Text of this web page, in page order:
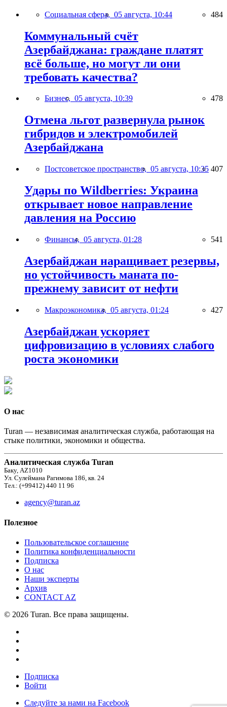
Социальная сфера, 05 августа, 10:44 484
Коммунальный счёт
Азербайджана: граждане платят
всё больше, но могут ли они
требовать качества?
Бизнес, 05 августа, 10:39 478
Отмена льгот развернула рынок
гибридов и электромобилей
Азербайджана
Постсоветское пространство, 05 августа, 10:35 407
Удары по Wildberries: Украина
открывает новое направление
давления на Россию
Финансы, 05 августа, 01:28 541
Азербайджан наращивает резервы,
но устойчивость маната по-
прежнему зависит от нефти
Макроэкономика, 05 августа, 01:24 427
Азербайджан ускоряет
цифровизацию в условиях слабого
роста экономики
О нас
Turan — независимая аналитическая служба, работающая на
стыке политики, экономики и общества.
Аналитическая служба Turan
Баку, AZ1010
Ул. Сулеймана Рагимова 186, кв. 24
Тел.: (+99412) 440 11 96
agency@turan.az
Полезное
Пользовательское соглашение
Политика конфиденциальности
Подписка
О нас
Наши эксперты
Архив
CONTACT AZ
© 2026 Turan. Все права защищены.
Подписка
Войти
Следуйте за нами на Facebook